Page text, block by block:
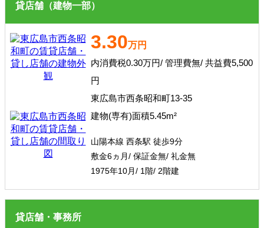
貸店舗（建物一部）
3.30万円
内消費税0.30万円/ 管理費無/ 共益費5,500
円
東広島市西条昭和町13-35
建物(専有)面積5.45m²
山陽本線 西条駅 徒歩9分
敷金6ヵ月/ 保証金無/ 礼金無
1975年10月/ 1階/ 2階建
貸店舗・事務所